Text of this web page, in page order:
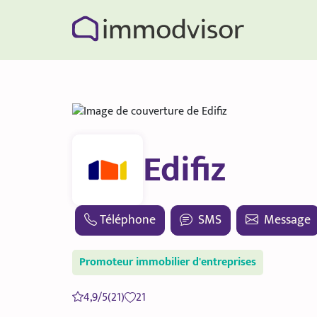
Edifiz
Téléphone SMS Message
Promoteur immobilier d'entreprises
4,9/5(21)
21